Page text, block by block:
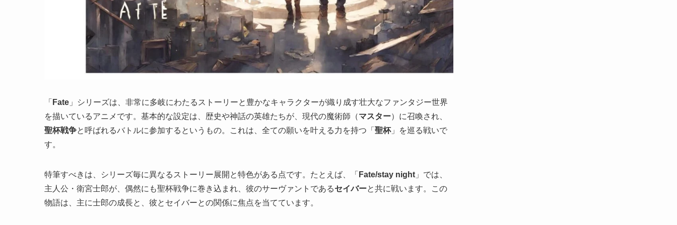
「 Fate 」シリーズは、非常に多岐にわたるストーリーと豊かなキャラクターが織り成す壮大なファンタジー世界
を描いているアニメです。基本的な設定は、歴史や神話の英雄たちが、現代の魔術師（マスター）に召喚され、
聖杯戦争と呼ばれるバトルに参加するというもの。これは、全ての願いを叶える力を持つ「 聖杯」を巡る戦いで
す。
特筆すべきは、シリーズ毎に異なるストーリー展開と特色がある点です。たとえば、「 Fate/stay night 」では、
主人公・衛宮士郎が、偶然にも聖杯戦争に巻き込まれ、彼のサーヴァントであるセイバーと共に戦います。この
物語は、主に士郎の成長と、彼とセイバーとの関係に焦点を当てています。